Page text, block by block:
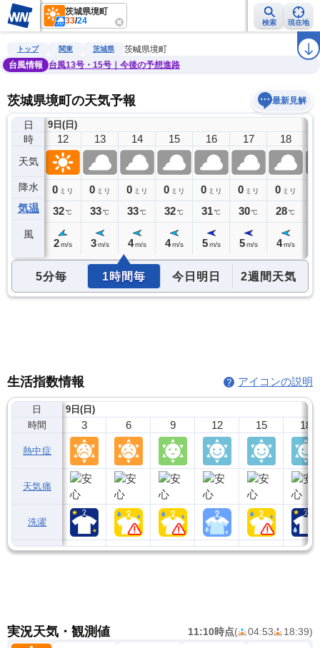
茨城県境町
33/24 検索 現在地
雨雲レーダー 台風情報 地震情報 ラ
トップ 関東 茨城県
茨城県境町
台風情報
台風13号・15号｜今後の予想進路
茨城県境町の天気予報 最新見解
日
時
天気
降水
気温
風
9日(日)
11
0ミリ
31℃
12
0 ミリ
32℃
2 m/s
13
0 ミリ
33℃
3 m/s
14
0 ミリ
33℃
4 m/s
15
0 ミリ
32℃
4 m/s
16
0 ミリ
31℃
5 m/s
17
0 ミリ
30℃
5 m/s
18
0 ミリ
28℃
4 m/s
5分毎 1時間毎 今日明日 2週間天気
生活指数情報 アイコンの説明
日
時間
熱中症
天気痛
洗濯
9日(日)
3 6 9 12 15 18
実況天気・観測値 11:10時点( 04:53 18:39)